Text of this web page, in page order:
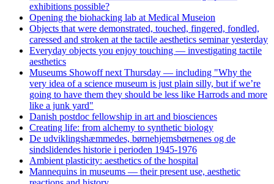
exhibitions possible?
Opening the biohacking lab at Medical Museion
Objects that were demonstrated, touched, fingered, fondled,
caressed and stroken at the tactile aesthetics seminar yesterday
Everyday objects you enjoy touching — investigating tactile
aesthetics
Museums Showoff next Thursday — including "Why the
very idea of a science museum is just plain silly, but if we’re
going to have them they should be less like Harrods and more
like a junk yard"
Danish postdoc fellowship in art and biosciences
Creating life: from alchemy to synthetic biology
De udviklingshæmmedes, børnehjemsbørnenes og de
sindslidendes historie i perioden 1945-1976
Ambient plasticity: aesthetics of the hospital
Mannequins in museums — their present use, aesthetic